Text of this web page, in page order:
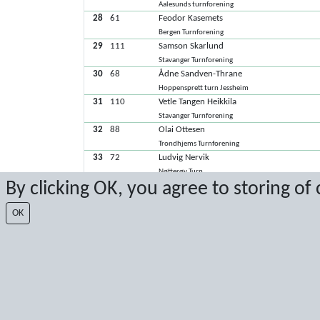
By clicking OK, you agree to storing
OK
Aalesunds turnforening
28 61 Feodor Kasemets
Bergen Turnforening
29 111 Samson Skarlund
Stavanger Turnforening
30 68 Ådne Sandven-Thrane
Hoppensprett turn Jessheim
31 110 Vetle Tangen Heikkila
Stavanger Turnforening
32 88 Olai Ottesen
Trondhjems Turnforening
33 72 Ludvig Nervik
Nøtterøy Turn
34 74 Petter Ugland Bekkevar
Nøtterøy Turn